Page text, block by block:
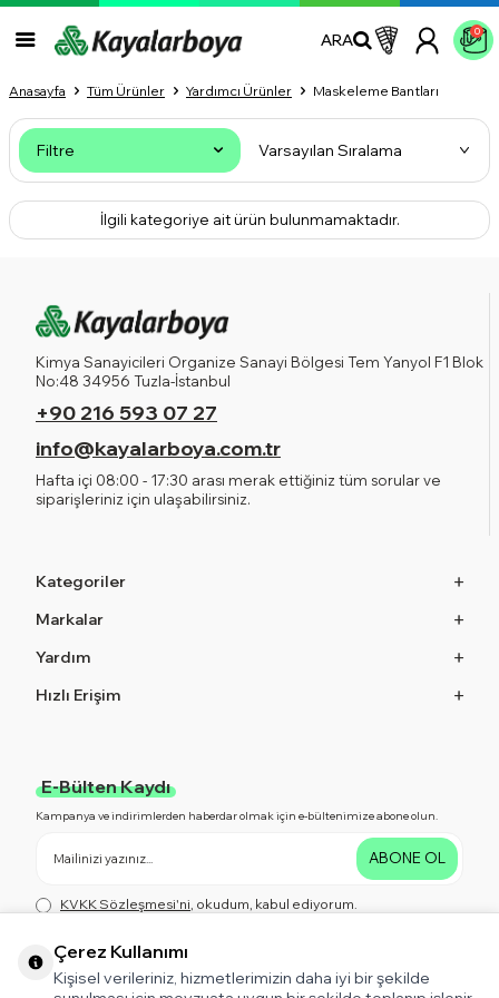
ARA 0
Anasayfa Tüm Ürünler Yardımcı Ürünler Maskeleme Bantları
Filtre
İlgili kategoriye ait ürün bulunmamaktadır.
Kimya Sanayicileri Organize Sanayi Bölgesi Tem Yanyol F1 Blok
No:48 34956 Tuzla-İstanbul
+90 216 593 07 27
info@kayalarboya.com.tr
Hafta içi 08:00 - 17:30 arası merak ettiğiniz tüm sorular ve
siparişleriniz için ulaşabilirsiniz.
Kategoriler
Markalar
Yardım
Hızlı Erişim
E-Bülten Kaydı
Kampanya ve indirimlerden haberdar olmak için e-bültenimize abone olun.
ABONE OL
KVKK Sözleşmesi'ni , okudum, kabul ediyorum.
Bizi Takip Edin!
Çerez Kullanımı
Kişisel verileriniz, hizmetlerimizin daha iyi bir şekilde